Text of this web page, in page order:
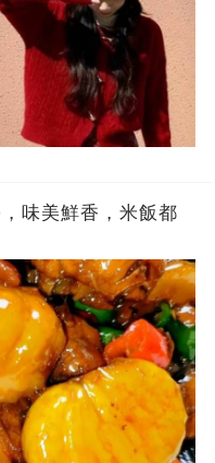
味美鮮香，米飯都